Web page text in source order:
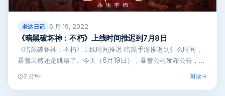
老达日记 6 月 19, 2022
《暗黑破坏神：不朽》上线时间推迟到7月8日
《暗黑破坏神：不朽》上线时间推迟 暗黑手游推迟到什么时间，
暴雪果然还是跳票了。今天（6月19日），暴雪公司发布公告，表
示其与网易联…
2 分钟 阅读